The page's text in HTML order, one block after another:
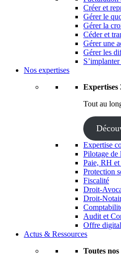
Créer et
Gérer le
Gérer la
Céder et
Gérer une
Gérer les
Nos expertises
Expertises
Tout au
Expertise
Pilotage de
Paie, RH
Protection
Fiscalité
Droit-
Droit-
Audit et
Offre
Actus & Ressources
Toutes nos